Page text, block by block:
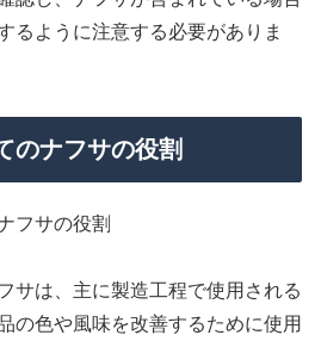
るように注意する必要がありま
のナフサの役割
サは、主に製造工程で使用される
の色や風味を改善するために使用